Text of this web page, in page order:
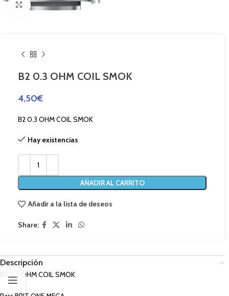
Haga Click para agrandar
B2 0.3 OHM COIL SMOK
4,50€
B2 0.3 OHM COIL SMOK
Hay existencias
AÑADIR AL CARRITO
Añadir a la lista de deseos
Share:
Descripción
B2 0.3 OHM COIL SMOK